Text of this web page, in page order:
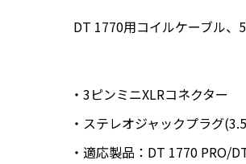
DT 1770用コイルケーブル、
3ピンミニXLRコネクター
ステレオジャックプラグ
適応製品：DT 1770 PRO/